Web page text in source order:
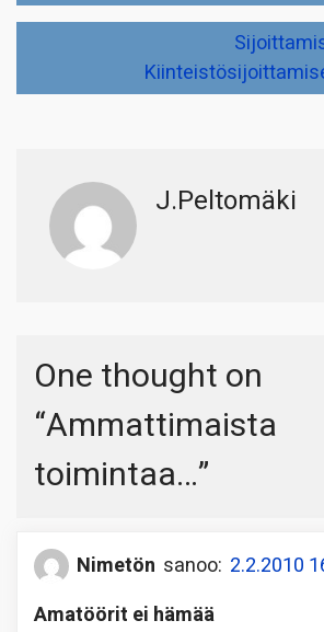
J.Peltomäki
One thought on
“Ammattimaista
toimintaa…”
Nimetön sanoo: 2.2.2010
Amatöörit ei hämää